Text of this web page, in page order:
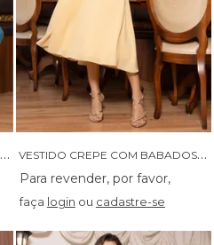
V
ESTIDO RENDA PLISSE COM MANGA 3/4 - 14529 V
ESTIDO CREPE COM BABADOS NA MANGA E APLICACAO EM GRIPIR - 14491
faça login ou cadastre-se